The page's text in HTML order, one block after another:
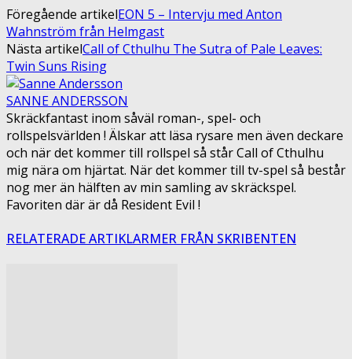
Föregående artikelEON 5 – Intervju med Anton
Wahnström från Helmgast
Nästa artikelCall of Cthulhu The Sutra of Pale Leaves:
Twin Suns Rising
SANNE ANDERSSON
Skräckfantast inom såväl roman-, spel- och
rollspelsvärlden ! Älskar att läsa rysare men även deckare
och när det kommer till rollspel så står Call of Cthulhu
mig nära om hjärtat. När det kommer till tv-spel så består
nog mer än hälften av min samling av skräckspel.
Favoriten där är då Resident Evil !
RELATERADE ARTIKLARMER FRÅN SKRIBENTEN